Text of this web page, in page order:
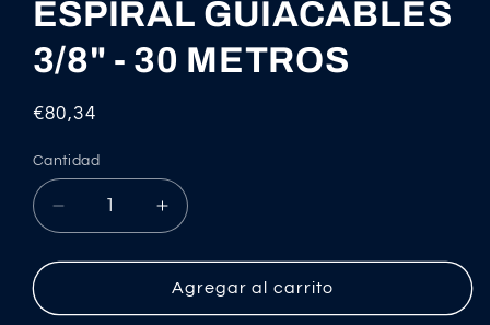
modal
ESPIRAL GUIACABLES
3/8" - 30 METROS
Precio
€80,34
Cantidad
Reducir
cantidad
para
GUIACABLES
Aumentar
cantidad
para
ESPIRAL
GUIACABLES
Agregar al carrito